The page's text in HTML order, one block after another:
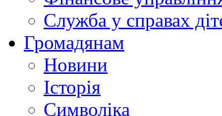
Служба у справах
Громадянам
Новини
Історія
Символіка